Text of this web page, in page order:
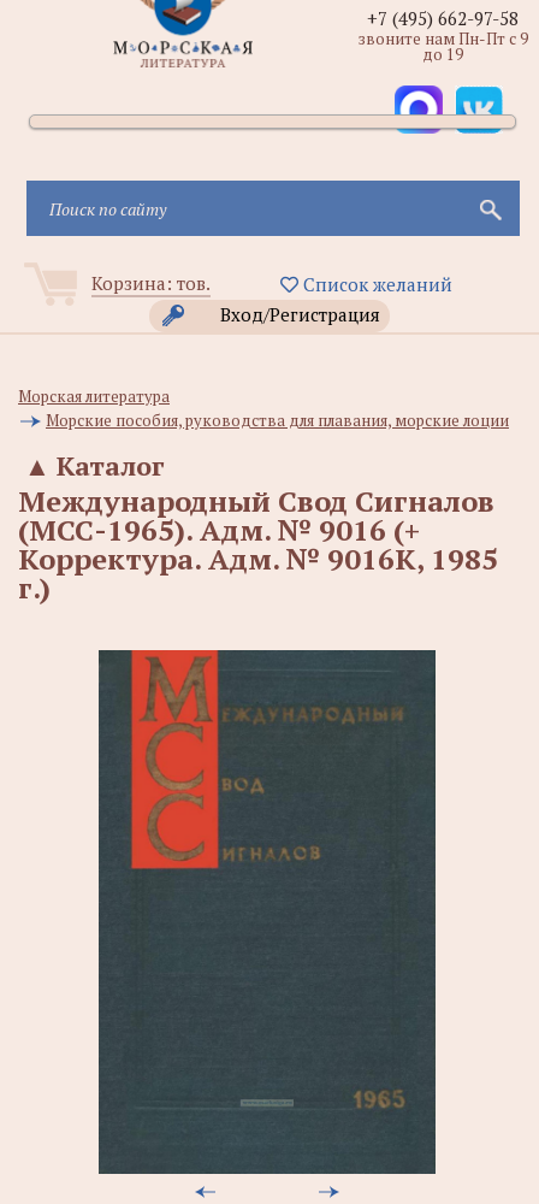
Корзина: тов.
Список желаний
Вход/Регистрация
+7 (495) 662-97-58
звоните нам Пн-Пт с 9
до 19
Морская литература
Морские пособия, руководства для плавания, морские лоции
Каталог
▲
Международный Свод Сигналов
(МСС-1965). Адм. № 9016 (+
Корректура. Адм. № 9016К, 1985
г.)